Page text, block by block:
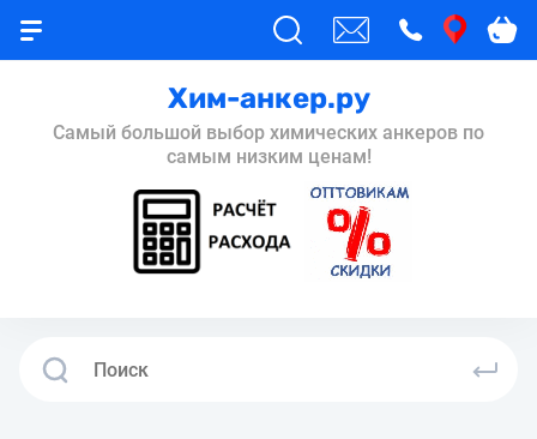
Хим-анкер.ру
Самый большой выбор химических анкеров по
самым низким ценам!